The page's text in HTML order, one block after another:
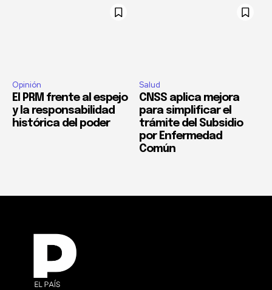
Opinión
El PRM frente al espejo
y la responsabilidad
histórica del poder
Salud
CNSS aplica mejora
para simplificar el
trámite del Subsidio
por Enfermedad
Común